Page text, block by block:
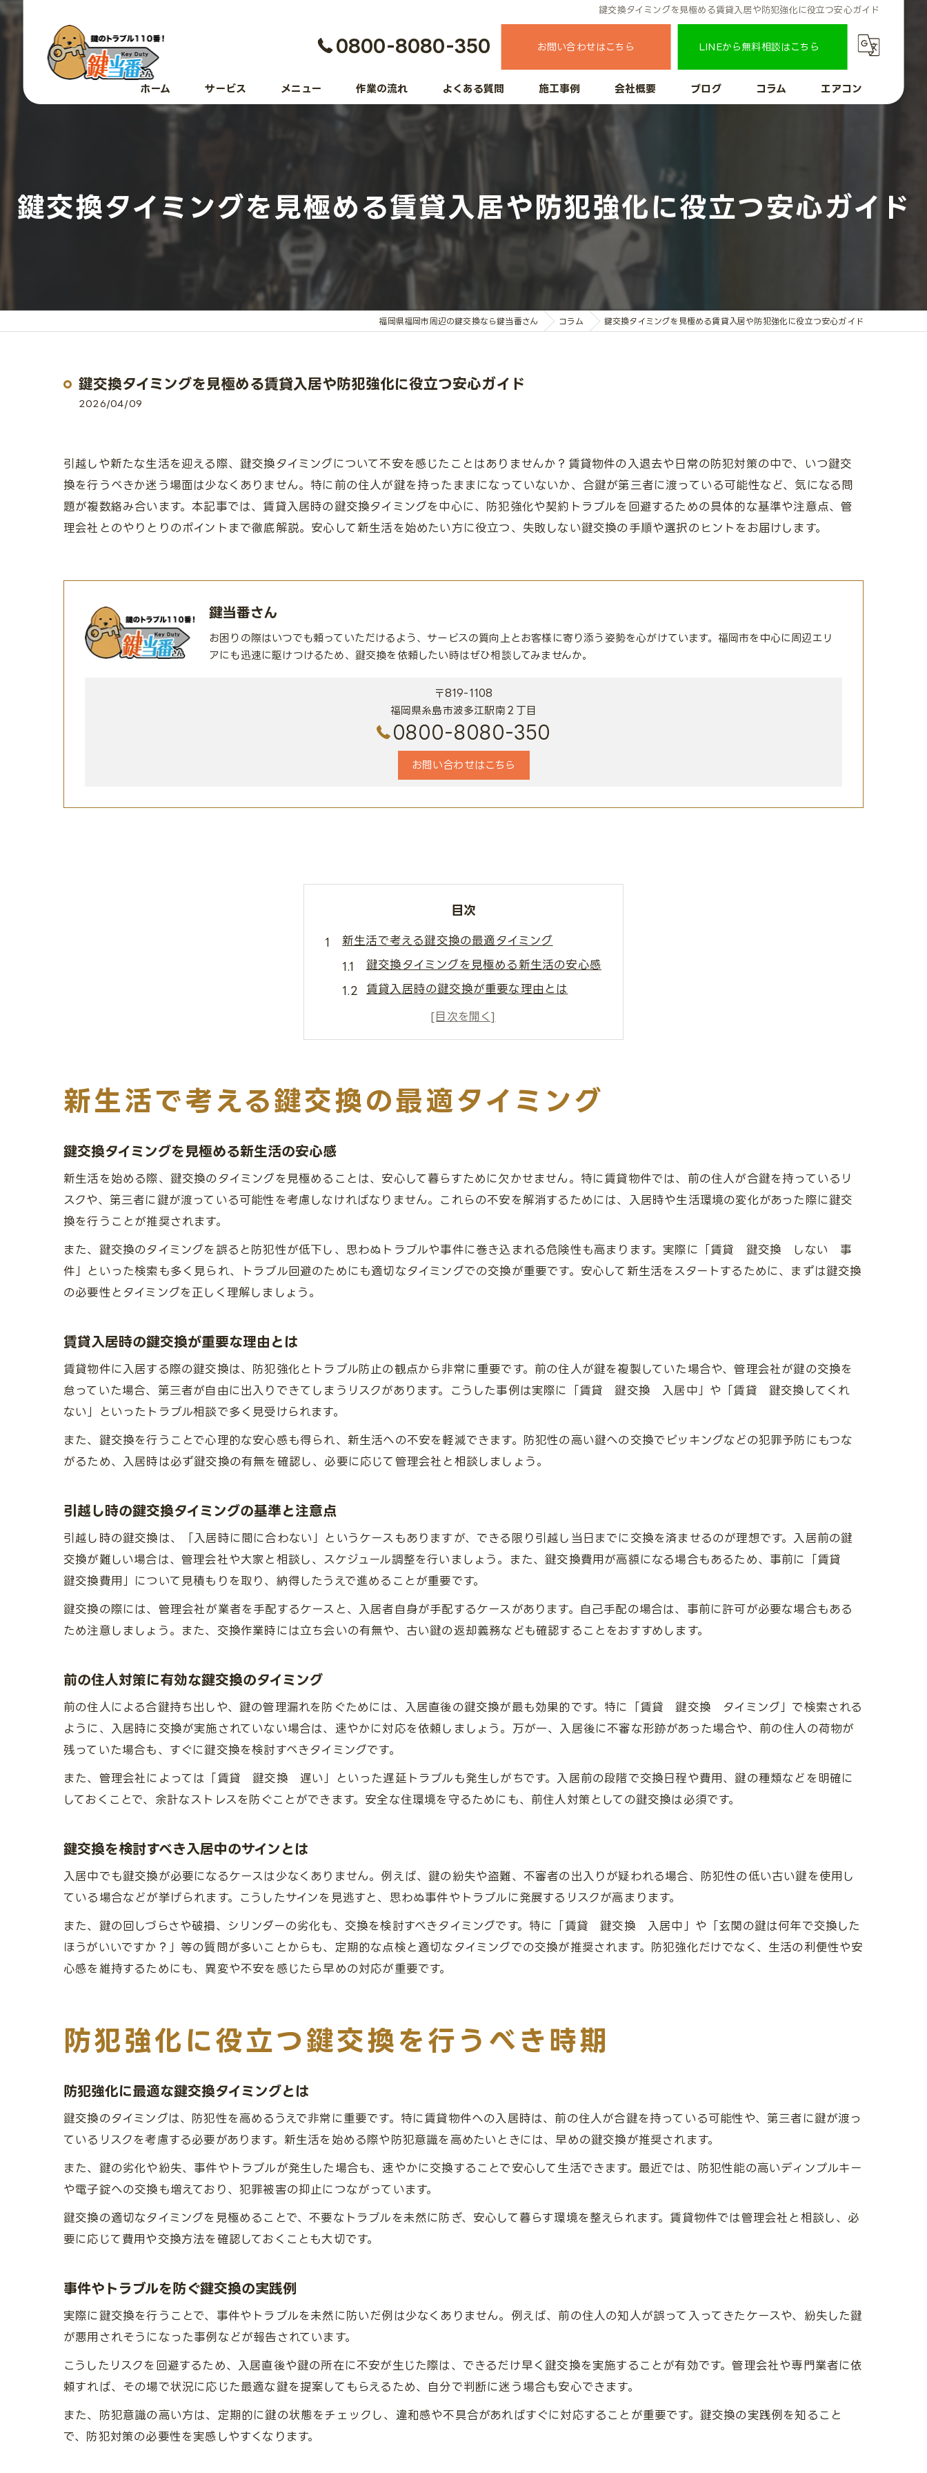
鍵交換タイミングを見極める賃貸入居や防犯強化に役立つ安心ガイド
0800-8080-350 お問い合わせはこちら LINEから無料相談はこちら
ホーム サービス メニュー 作業の流れ よくある質問 施工事例 会社概要 ブログ コラム エアコン
鍵交換タイミングを見極める賃貸入居や防犯強化に役立つ安心ガイド
福岡県福岡市周辺の鍵交換なら鍵当番さん コラム 鍵交換タイミングを見極める賃貸入居や防犯強化に役立つ安心ガイド
鍵交換タイミングを見極める賃貸入居や防犯強化に役立つ安心ガイド
2026/04/09
引越しや新たな生活を迎える際、鍵交換タイミングについて不安を感じたことはありませんか？賃貸物件の入退去や日常の防犯対策の中で、いつ鍵交
換を行うべきか迷う場面は少なくありません。特に前の住人が鍵を持ったままになっていないか、合鍵が第三者に渡っている可能性など、気になる問
題が複数絡み合います。本記事では、賃貸入居時の鍵交換タイミングを中心に、防犯強化や契約トラブルを回避するための具体的な基準や注意点、管
理会社とのやりとりのポイントまで徹底解説。安心して新生活を始めたい方に役立つ、失敗しない鍵交換の手順や選択のヒントをお届けします。
鍵当番さん
お困りの際はいつでも頼っていただけるよう、サービスの質向上とお客様に寄り添う姿勢を心がけています。福岡市を中心に周辺エリ
アにも迅速に駆けつけるため、鍵交換を依頼したい時はぜひ相談してみませんか。
〒819-1108
福岡県糸島市波多江駅南２丁目
0800-8080-350
お問い合わせはこちら
目次
新生活で考える鍵交換の最適タイミング
鍵交換タイミングを見極める新生活の安心感
賃貸入居時の鍵交換が重要な理由とは
引越し時の鍵交換タイミングの基準と注意点
前の住人対策に有効な鍵交換のタイミング
防犯強化に役立つ鍵交換を行うべき時期
防犯強化に最適な鍵交換タイミングとは
鍵の劣化や紛失時の交換タイミング
賃貸物件での鍵交換時期と費用の注意点
賃貸物件での鍵交換タイミングの目安と実例
入居前後の鍵交換はトラブル回避の鍵
万が一に備えた鍵交換の必要性と判断基準
事件防止のための鍵交換タイミング解説
鍵交換しない場合のリスクと注意点
鍵交換費用の目安と節約ポイントを解説
安心できる鍵交換手順と確認事項
鍵交換費用が高すぎると感じたときの対策
防犯対策としての鍵交換の重要な役割
鍵交換でトラブルを未然に防ぐコツ
鍵交換の実践で安心な住まいを実現
新生活で考える鍵交換の最適タイミング
鍵交換タイミングを見極める新生活の安心感
新生活を始める際、鍵交換のタイミングを見極めることは、安心して暮らすために欠かせません。特に賃貸物件では、前の住人が合鍵を持っているリ
スクや、第三者に鍵が渡っている可能性を考慮しなければなりません。これらの不安を解消するためには、入居時や生活環境の変化があった際に鍵交
換を行うことが推奨されます。
また、鍵交換のタイミングを誤ると防犯性が低下し、思わぬトラブルや事件に巻き込まれる危険性も高まります。実際に「賃貸 鍵交換 しない 事
件」といった検索も多く見られ、トラブル回避のためにも適切なタイミングでの交換が重要です。安心して新生活をスタートするために、まずは鍵交換
の必要性とタイミングを正しく理解しましょう。
賃貸入居時の鍵交換が重要な理由とは
賃貸物件に入居する際の鍵交換は、防犯強化とトラブル防止の観点から非常に重要です。前の住人が鍵を複製していた場合や、管理会社が鍵の交換を
怠っていた場合、第三者が自由に出入りできてしまうリスクがあります。こうした事例は実際に「賃貸 鍵交換 入居中」や「賃貸 鍵交換してくれ
ない」といったトラブル相談で多く見受けられます。
また、鍵交換を行うことで心理的な安心感も得られ、新生活への不安を軽減できます。防犯性の高い鍵への交換でピッキングなどの犯罪予防にもつな
がるため、入居時は必ず鍵交換の有無を確認し、必要に応じて管理会社と相談しましょう。
引越し時の鍵交換タイミングの基準と注意点
引越し時の鍵交換は、「入居時に間に合わない」というケースもありますが、できる限り引越し当日までに交換を済ませるのが理想です。入居前の鍵
交換が難しい場合は、管理会社や大家と相談し、スケジュール調整を行いましょう。また、鍵交換費用が高額になる場合もあるため、事前に「賃貸
鍵交換費用」について見積もりを取り、納得したうえで進めることが重要です。
鍵交換の際には、管理会社が業者を手配するケースと、入居者自身が手配するケースがあります。自己手配の場合は、事前に許可が必要な場合もある
ため注意しましょう。また、交換作業時には立ち会いの有無や、古い鍵の返却義務なども確認することをおすすめします。
前の住人対策に有効な鍵交換のタイミング
前の住人による合鍵持ち出しや、鍵の管理漏れを防ぐためには、入居直後の鍵交換が最も効果的です。特に「賃貸 鍵交換 タイミング」で検索される
ように、入居時に交換が実施されていない場合は、速やかに対応を依頼しましょう。万が一、入居後に不審な形跡があった場合や、前の住人の荷物が
残っていた場合も、すぐに鍵交換を検討すべきタイミングです。
また、管理会社によっては「賃貸 鍵交換 遅い」といった遅延トラブルも発生しがちです。入居前の段階で交換日程や費用、鍵の種類などを明確に
しておくことで、余計なストレスを防ぐことができます。安全な住環境を守るためにも、前住人対策としての鍵交換は必須です。
鍵交換を検討すべき入居中のサインとは
入居中でも鍵交換が必要になるケースは少なくありません。例えば、鍵の紛失や盗難、不審者の出入りが疑われる場合、防犯性の低い古い鍵を使用し
ている場合などが挙げられます。こうしたサインを見逃すと、思わぬ事件やトラブルに発展するリスクが高まります。
また、鍵の回しづらさや破損、シリンダーの劣化も、交換を検討すべきタイミングです。特に「賃貸 鍵交換 入居中」や「玄関の鍵は何年で交換した
ほうがいいですか？」等の質問が多いことからも、定期的な点検と適切なタイミングでの交換が推奨されます。防犯強化だけでなく、生活の利便性や安
心感を維持するためにも、異変や不安を感じたら早めの対応が重要です。
防犯強化に役立つ鍵交換を行うべき時期
防犯強化に最適な鍵交換タイミングとは
鍵交換のタイミングは、防犯性を高めるうえで非常に重要です。特に賃貸物件への入居時は、前の住人が合鍵を持っている可能性や、第三者に鍵が渡っ
ているリスクを考慮する必要があります。新生活を始める際や防犯意識を高めたいときには、早めの鍵交換が推奨されます。
また、鍵の劣化や紛失、事件やトラブルが発生した場合も、速やかに交換することで安心して生活できます。最近では、防犯性能の高いディンプルキー
や電子錠への交換も増えており、犯罪被害の抑止につながっています。
鍵交換の適切なタイミングを見極めることで、不要なトラブルを未然に防ぎ、安心して暮らす環境を整えられます。賃貸物件では管理会社と相談し、必
要に応じて費用や交換方法を確認しておくことも大切です。
事件やトラブルを防ぐ鍵交換の実践例
実際に鍵交換を行うことで、事件やトラブルを未然に防いだ例は少なくありません。例えば、前の住人の知人が誤って入ってきたケースや、紛失した鍵
が悪用されそうになった事例などが報告されています。
こうしたリスクを回避するため、入居直後や鍵の所在に不安が生じた際は、できるだけ早く鍵交換を実施することが有効です。管理会社や専門業者に依
頼すれば、その場で状況に応じた最適な鍵を提案してもらえるため、自分で判断に迷う場合も安心できます。
また、防犯意識の高い方は、定期的に鍵の状態をチェックし、違和感や不具合があればすぐに対応することが重要です。鍵交換の実践例を知ること
で、防犯対策の必要性を実感しやすくなります。